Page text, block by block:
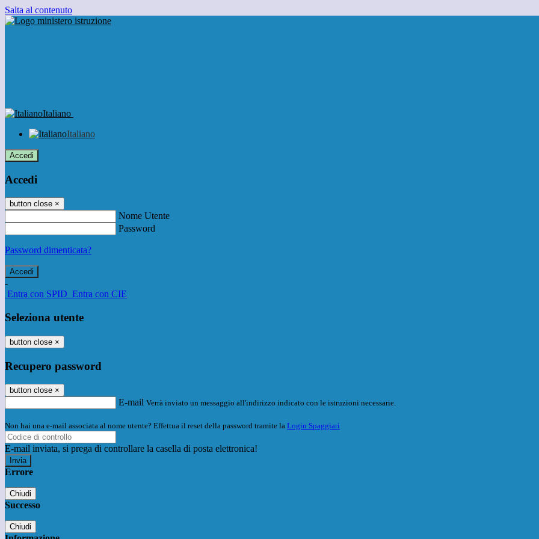
Salta al contenuto
Italiano
Italiano
Accedi
Accedi
button close ×
Nome Utente
Password
Password dimenticata?
-
Entra con SPID Entra con CIE
Seleziona utente
button close ×
Recupero password
button close ×
E-mail Verrà inviato un messaggio all'indirizzo indicato con le istruzioni necessarie.
Non hai una e-mail associata al nome utente? Effettua il reset della password tramite la Login Spaggiari
E-mail inviata, si prega di controllare la casella di posta elettronica!
Errore
Chiudi
Successo
Chiudi